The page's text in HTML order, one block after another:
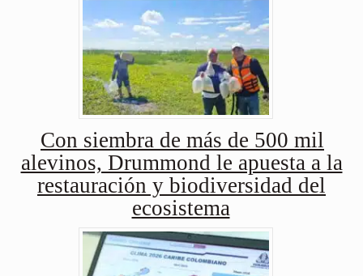
Con siembra de más de 500 mil
alevinos, Drummond le apuesta a la
restauración y biodiversidad del
ecosistema